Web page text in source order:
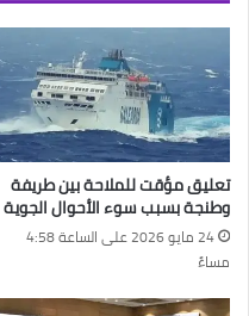
تعليق مؤقت للملاحة بين طريفة
وطنجة بسبب سوء الأحوال الجوية
24 مايو 2026 على الساعة 4:58
مساءً